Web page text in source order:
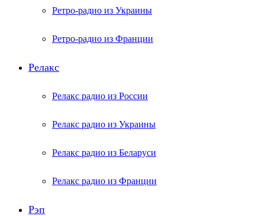
Ретро-радио из Украины
Ретро-радио из Франции
Релакс
Релакс радио из России
Релакс радио из Украины
Релакс радио из Беларуси
Релакс радио из Франции
Рэп